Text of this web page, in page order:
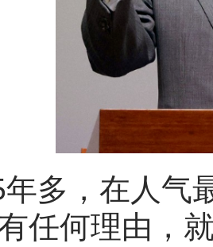
多，在人气
任何理由，